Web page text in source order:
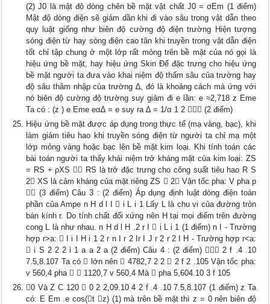
(2) J0 là mật độ dòng chên bề mặt vật chất J0 = σEm (1 điểm)
Mật độ dòng điện sẽ giảm dần khi đi vào sâu trong vật dẫn theo
quy luật giống như biên độ cường độ điện trường Hiện tượng
sóng điện từ hay sóng điện cao tân khi truyền trong vật dẫn điện
tốt chỉ tập chung ở một lớp rất mỏng trên bề mặt của nó gọi là
hiệu ứng bề mặt, hay hiệu ứng Skin Để đặc trưng cho hiệu ứng
bề mặt người ta đưa vào khai niệm độ thấm sâu của trường hay
độ sâu thâm nhập của trường ∆, đó là khoảng cách mà ứng với
nó biên độ cường độ trường suy giảm đi e lần: e ≈2,718 z Eme
Ta có : (z ) e Eme eα∆ = e suy ra ∆ = 1/α 1 2  (2 điểm)
Hiệu ứng bề mặt được áp dụng trong thực tế (mạ vàng, bạc), khi
làm giảm tiêu hao khi truyền sóng điện từ người ta chỉ mạ một
lớp mỏng vàng hoặc bạc lên bề mặt kim loại. Khi tính toán các
bài toán người ta thấy khái niệm trở kháng mặt của kim loại: ZS
= RS + ρXS  RS là trở đặc trưng cho công suất tiêu hao R S
2 XS là cảm kháng của mặt riêng ZS  2 Vận tốc pha: V pha p
 (3 điểm) Câu 3 : (2 điểm) Áp dụng định luật dòng điện toàn
phần của Ampe n H d l I  i L i 1 Lấy L là chu vi của đường tròn
bán kính r. Do tính chất đối xứng nên H tại mọi điểm trên đường
cong L là như nhau. n H d l H .2 r I  i L i 1 (1 điểm) n I - Trường
hợp r>a:  I i I H i 1 2 r n I r 2 Ir I J r 2 r 2 I H - Trường hợp r<a:
 i S 2 2 2 i 1 a a 2 a (2 điểm) Câu 4 : (2 điểm)  2 f .4 .10
7.5,8.107 Ta có  lớn nên  4782,7 2 2  2 f 2 .105 Vận tốc pha:
v 560,4 pha   1120,7 v 560,4 Mà  pha 5,604.10 3 f 105
0 Và Z C 120  0 2 2,09.10 4 2 f .4 .10 7.5,8.107 (1 điểm) z Ta
có: E Em .e cos(t z) (1) mà trên bề mặt thì z = 0 nên biên độ